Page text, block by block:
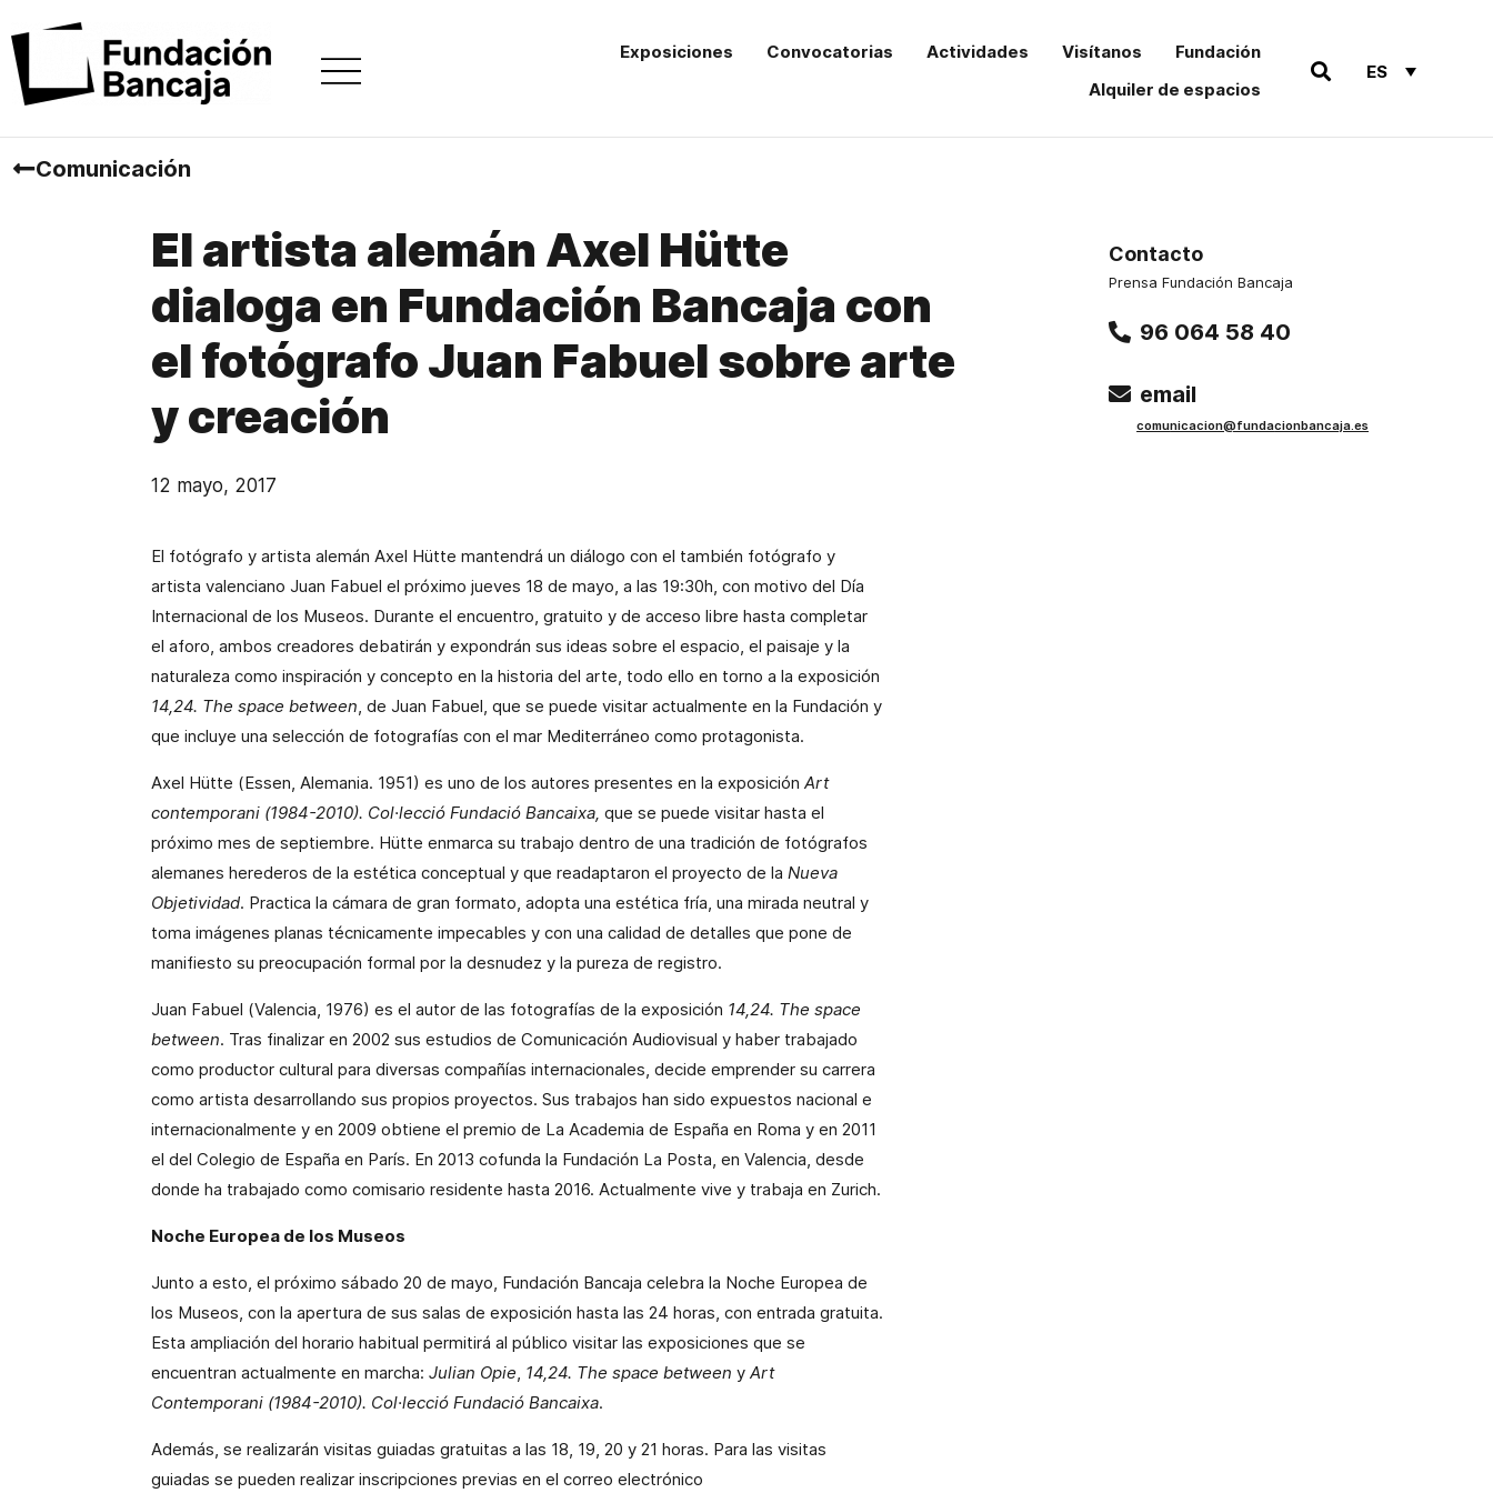
Exposiciones Convocatorias Actividades Visítanos
Fundación
Alquiler de espacios
ES
Comunicación
El artista alemán Axel Hütte
dialoga en Fundación Bancaja con
el fotógrafo Juan Fabuel sobre arte
y creación
12 mayo, 2017
El fotógrafo y artista alemán Axel Hütte mantendrá un diálogo con el también fotógrafo y
artista valenciano Juan Fabuel el próximo jueves 18 de mayo, a las 19:30h, con motivo del Día
Internacional de los Museos. Durante el encuentro, gratuito y de acceso libre hasta completar
el aforo, ambos creadores debatirán y expondrán sus ideas sobre el espacio, el paisaje y la
naturaleza como inspiración y concepto en la historia del arte, todo ello en torno a la exposición
14,24. The space between, de Juan Fabuel, que se puede visitar actualmente en la Fundación y
que incluye una selección de fotografías con el mar Mediterráneo como protagonista.
Axel Hütte (Essen, Alemania. 1951) es uno de los autores presentes en la exposición Art
contemporani (1984-2010). Col·lecció Fundació Bancaixa, que se puede visitar hasta el
próximo mes de septiembre. Hütte enmarca su trabajo dentro de una tradición de fotógrafos
alemanes herederos de la estética conceptual y que readaptaron el proyecto de la Nueva
Objetividad. Practica la cámara de gran formato, adopta una estética fría, una mirada neutral y
toma imágenes planas técnicamente impecables y con una calidad de detalles que pone de
manifiesto su preocupación formal por la desnudez y la pureza de registro.
Juan Fabuel (Valencia, 1976) es el autor de las fotografías de la exposición 14,24. The space
between. Tras finalizar en 2002 sus estudios de Comunicación Audiovisual y haber trabajado
como productor cultural para diversas compañías internacionales, decide emprender su carrera
como artista desarrollando sus propios proyectos. Sus trabajos han sido expuestos nacional e
internacionalmente y en 2009 obtiene el premio de La Academia de España en Roma y en 2011
el del Colegio de España en París. En 2013 cofunda la Fundación La Posta, en Valencia, desde
donde ha trabajado como comisario residente hasta 2016. Actualmente vive y trabaja en Zurich.
Noche Europea de los Museos
Junto a esto, el próximo sábado 20 de mayo, Fundación Bancaja celebra la Noche Europea de
los Museos, con la apertura de sus salas de exposición hasta las 24 horas, con entrada gratuita.
Esta ampliación del horario habitual permitirá al público visitar las exposiciones que se
encuentran actualmente en marcha: Julian Opie, 14,24. The space between y Art
Contemporani (1984-2010). Col·lecció Fundació Bancaixa.
Además, se realizarán visitas guiadas gratuitas a las 18, 19, 20 y 21 horas. Para las visitas
guiadas se pueden realizar inscripciones previas en el correo electrónico
Contacto
Prensa Fundación Bancaja
96 064 58 40
email
comunicacion@fundacionbancaja.es